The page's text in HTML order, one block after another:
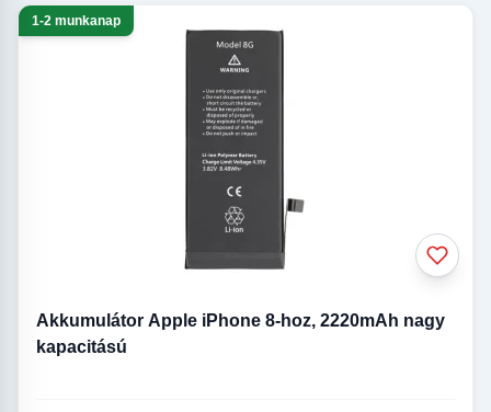
1-2 munkanap
Akkumulátor Apple iPhone 8-hoz, 2220mAh nagy
kapacitású